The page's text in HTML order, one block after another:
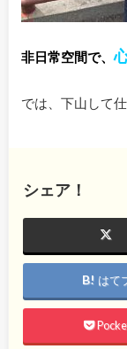
非日常空間で、
では、下山して
シェア！
はて